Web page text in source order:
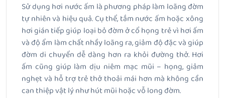
Sử dụng hơi nước ấm là phương pháp làm loãng đờm
tự nhiên và hiệu quả. Cụ thể, tắm nước ấm hoặc xông
hơi gián tiếp giúp loại bỏ đờm ở cổ họng trẻ vì hơi ấm
và độ ẩm làm chất nhầy loãng ra, giảm độ đặc và giúp
đờm di chuyển dễ dàng hơn ra khỏi đường thở. Hơi
ấm cũng giúp làm dịu niêm mạc mũi – họng, giảm
nghẹt và hỗ trợ trẻ thở thoải mái hơn mà không cần
can thiệp vật lý như hút mũi hoặc vỗ long đờm.